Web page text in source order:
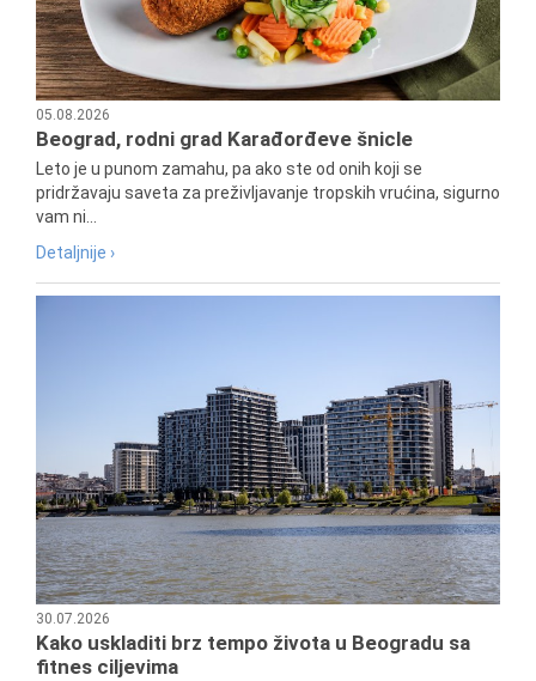
05.08.2026
Beograd, rodni grad Karađorđeve šnicle
Leto je u punom zamahu, pa ako ste od onih koji se
pridržavaju saveta za preživljavanje tropskih vrućina, sigurno
vam ni...
Detaljnije ›
30.07.2026
Kako uskladiti brz tempo života u Beogradu sa
fitnes ciljevima